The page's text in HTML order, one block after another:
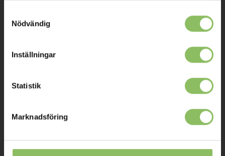
Nödvändig
Inställningar
Statistik
Marknadsföring
Leverans
Reklamation
168 67 Bromma